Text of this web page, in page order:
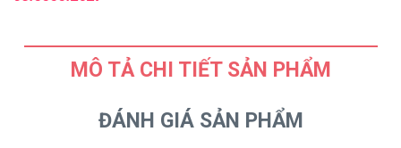
MÔ TẢ CHI TIẾT SẢN PHẨM
ĐÁNH GIÁ SẢN PHẨM